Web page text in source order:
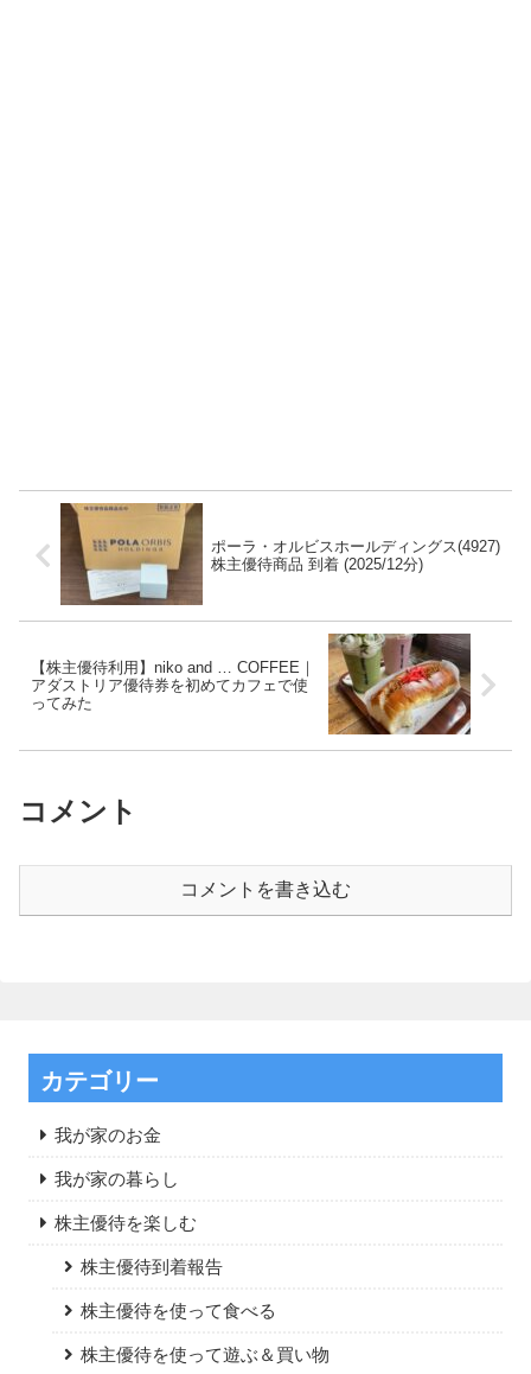
ポーラ・オルビスホールディングス(4927)
株主優待商品 到着 (2025/12分)
【株主優待利用】niko and … COFFEE｜
アダストリア優待券を初めてカフェで使
ってみた
コメント
コメントを書き込む
カテゴリー
我が家のお金
我が家の暮らし
株主優待を楽しむ
株主優待到着報告
株主優待を使って食べる
株主優待を使って遊ぶ＆買い物